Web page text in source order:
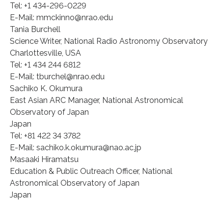
Tel: +1 434-296-0229
E-Mail: mmckinno@nrao.edu
Tania Burchell
Science Writer, National Radio Astronomy Observatory
Charlottesville, USA
Tel: +1 434 244 6812
E-Mail: tburchel@nrao.edu
Sachiko K. Okumura
East Asian ARC Manager, National Astronomical
Observatory of Japan
Japan
Tel: +81 422 34 3782
E-Mail: sachiko.k.okumura@nao.ac.jp
Masaaki Hiramatsu
Education & Public Outreach Officer, National
Astronomical Observatory of Japan
Japan